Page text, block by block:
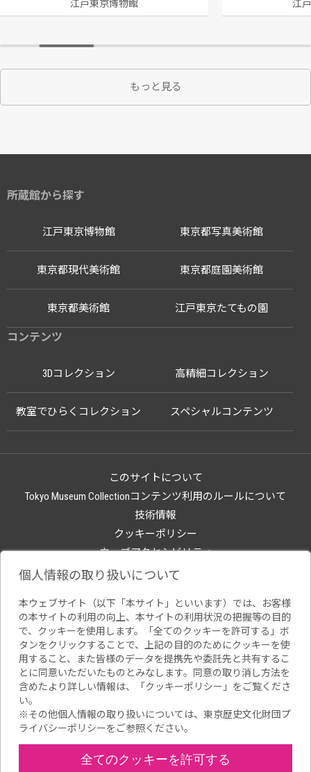
江戸東京博物館 江
もっと見る
所蔵館から探す
江戸東京博物館
江戸東京たてもの園
東京都写真美術館
東京都現代美術館 東京都庭園美術館
東京都美術館
コンテンツ
3Dコレクション 高精細コレクション
教室でひらくコレクション スペシャルコンテンツ
このサイトについて
Tokyo Museum Collectionコンテンツ利用のルールについて
技術情報
クッキーポリシー
ウェブアクセシビリティ
関連サイト
Copyright(C) Tokyo Metropolitan Foundation for History and Culture.All
個人情報の取り扱いについて
本ウェブサイト（以下「本サイト」といいます）では、お客様
の本サイトの利用の向上、本サイトの利用状況の把握等の目的
で、クッキーを使用します。「全てのクッキーを許可する」ボ
タンをクリックすることで、上記の目的のためにクッキーを使
用すること、また皆様のデータを提携先や委託先と共有するこ
とに同意いただいたものとみなします。同意の取り消し方法を
含めたより詳しい情報は、「 クッキーポリシー 」をご覧くださ
い。
※その他個人情報の取り扱いについては、 東京歴史文化財団プ
ライバシーポリシーをご参照ください。
全てのクッキーを許可する